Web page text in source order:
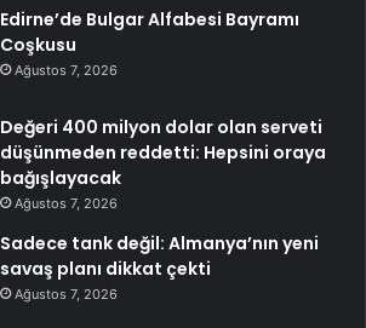
Edirne’de Bulgar Alfabesi Bayramı
Coşkusu
Ağustos 7, 2026
Değeri 400 milyon dolar olan serveti
düşünmeden reddetti: Hepsini oraya
bağışlayacak
Ağustos 7, 2026
Sadece tank değil: Almanya’nın yeni
savaş planı dikkat çekti
Ağustos 7, 2026